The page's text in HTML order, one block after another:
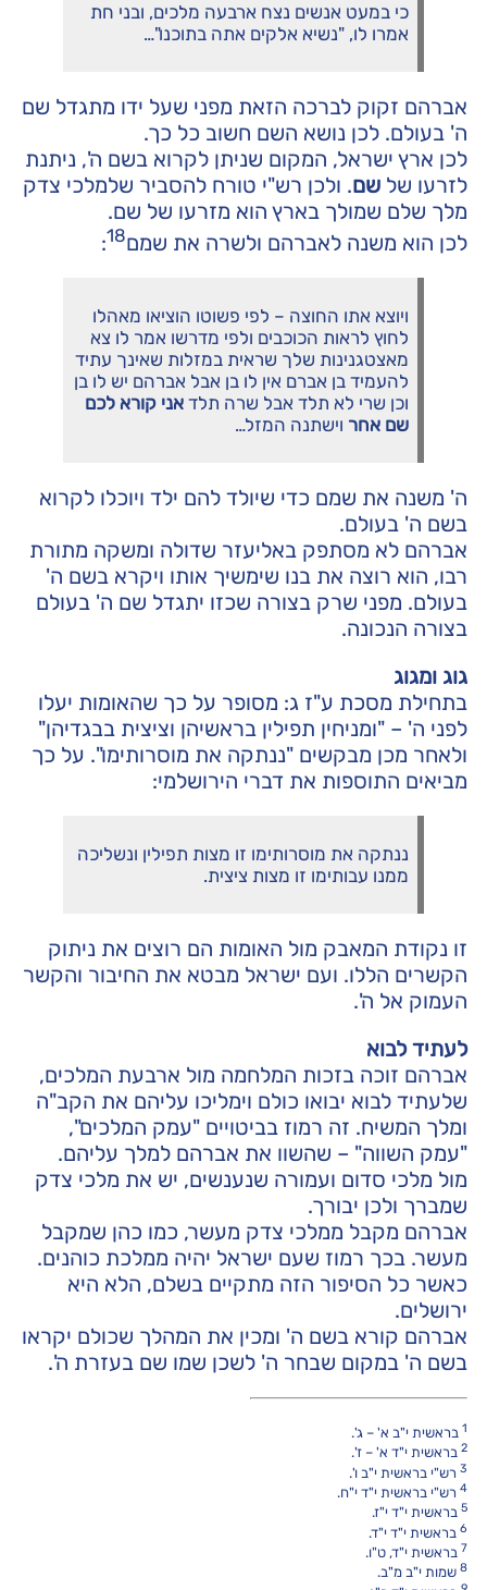
כי במעט אנשים נצח ארבעה מלכים, ובני חת
אמרו לו, "נשיא אלקים אתה בתוכנו"…
אברהם זקוק לברכה הזאת מפני שעל ידו מתגדל שם
ה' בעולם. לכן נושא השם חשוב כל כך.
לכן ארץ ישראל, המקום שניתן לקרוא בשם ה', ניתנת
לזרעו של שם. ולכן רש"י טורח להסביר שלמלכי צדק
מלך שלם שמולך בארץ הוא מזרעו של שם.
לכן הוא משנה לאברהם ולשרה את שמם18
:
ויוצא אתו החוצה – לפי פשוטו הוציאו מאהלו
לחוץ לראות הכוכבים ולפי מדרשו אמר לו צא
מאצטגנינות שלך שראית במזלות שאינך עתיד
להעמיד בן אברם אין לו בן אבל אברהם יש לו בן
וכן שרי לא תלד אבל שרה תלד אני קורא לכם
שם אחר וישתנה המזל…
ה' משנה את שמם כדי שיולד להם ילד ויוכלו לקרוא
בשם ה' בעולם.
אברהם לא מסתפק באליעזר שדולה ומשקה מתורת
רבו, הוא רוצה את בנו שימשיך אותו ויקרא בשם ה'
בעולם. מפני שרק בצורה שכזו יתגדל שם ה' בעולם
בצורה הנכונה.
גוג ומגוג
בתחילת מסכת ע"ז ג: מסופר על כך שהאומות יעלו
לפני ה' – "ומניחין תפילין בראשיהן וציצית בבגדיהן"
ולאחר מכן מבקשים "ננתקה את מוסרותימו". על כך
מביאים התוספות את דברי הירושלמי:
ננתקה את מוסרותימו זו מצות תפילין ונשליכה
ממנו עבותימו זו מצות ציצית.
זו נקודת המאבק מול האומות הם רוצים את ניתוק
הקשרים הללו. ועם ישראל מבטא את החיבור והקשר
העמוק אל ה'.
לעתיד לבוא
אברהם זוכה בזכות המלחמה מול ארבעת המלכים,
שלעתיד לבוא יבואו כולם וימליכו עליהם את הקב"ה
ומלך המשיח. זה רמוז בביטויים "עמק המלכים",
"עמק השווה" – שהשוו את אברהם למלך עליהם.
מול מלכי סדום ועמורה שנענשים, יש את מלכי צדק
שמברך ולכן יבורך.
אברהם מקבל ממלכי צדק מעשר, כמו כהן שמקבל
מעשר. בכך רמוז שעם ישראל יהיה ממלכת כוהנים.
כאשר כל הסיפור הזה מתקיים בשלם, הלא היא
ירושלים.
אברהם קורא בשם ה' ומכין את המהלך שכולם יקראו
בשם ה' במקום שבחר ה' לשכן שמו שם בעזרת ה'.
1 בראשית י"ב א' – ג'.
2בראשית י"ד א' – ז'.
3רש"י בראשית י"ב ו'.
4רש"י בראשית י"ד י"ח.
5בראשית י"ד י"ז.
6בראשית י"ד י"ד.
7 בראשית י"ד, ט"ו.
8שמות י"ב מ"ב.